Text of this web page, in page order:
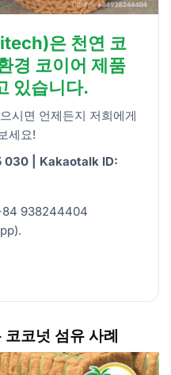
은 천연 코
경 코이어 제품
있습니다.
시면 언제든지 저희에게
세요!
030 | Kakaotalk ID:
938244404
코넛 섬유 사례